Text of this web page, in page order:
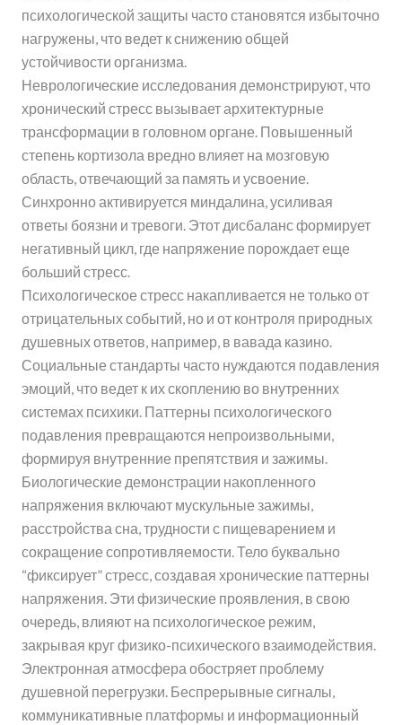
психологической защиты часто становятся избыточно
нагружены, что ведет к снижению общей
устойчивости организма.
Неврологические исследования демонстрируют, что
хронический стресс вызывает архитектурные
трансформации в головном органе. Повышенный
степень кортизола вредно влияет на мозговую
область, отвечающий за память и усвоение.
Синхронно активируется миндалина, усиливая
ответы боязни и тревоги. Этот дисбаланс формирует
негативный цикл, где напряжение порождает еще
больший стресс.
Психологическое стресс накапливается не только от
отрицательных событий, но и от контроля природных
душевных ответов, например, в вавада казино.
Социальные стандарты часто нуждаются подавления
эмоций, что ведет к их скоплению во внутренних
системах психики. Паттерны психологического
подавления превращаются непроизвольными,
формируя внутренние препятствия и зажимы.
Биологические демонстрации накопленного
напряжения включают мускульные зажимы,
расстройства сна, трудности с пищеварением и
сокращение сопротивляемости. Тело буквально
“фиксирует” стресс, создавая хронические паттерны
напряжения. Эти физические проявления, в свою
очередь, влияют на психологическое режим,
закрывая круг физико-психического взаимодействия.
Электронная атмосфера обостряет проблему
душевной перегрузки. Беспрерывные сигналы,
коммуникативные платформы и информационный